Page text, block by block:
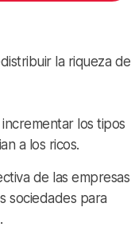
la riqueza de
los tipos
a los ricos.
de las empresas
sociedades para